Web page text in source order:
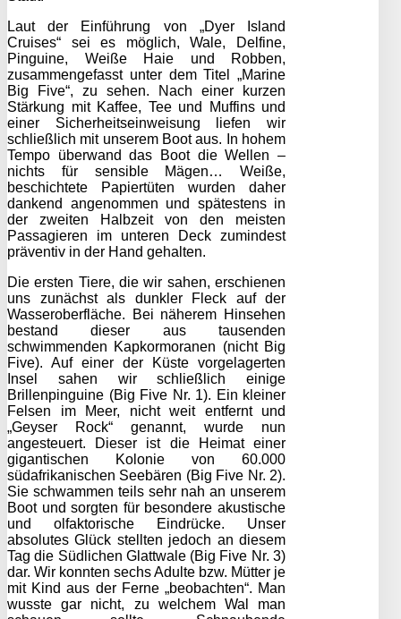
Laut der Einführung von „Dyer Island
Cruises“ sei es möglich, Wale, Delfine,
Pinguine, Weiße Haie und Robben,
zusammengefasst unter dem Titel „Marine
Big Five“, zu sehen. Nach einer kurzen
Stärkung mit Kaffee, Tee und Muffins und
einer Sicherheitseinweisung liefen wir
schließlich mit unserem Boot aus. In hohem
Tempo überwand das Boot die Wellen –
nichts für sensible Mägen… Weiße,
beschichtete Papiertüten wurden daher
dankend angenommen und spätestens in
der zweiten Halbzeit von den meisten
Passagieren im unteren Deck zumindest
präventiv in der Hand gehalten.
Die ersten Tiere, die wir sahen, erschienen
uns zunächst als dunkler Fleck auf der
Wasseroberfläche. Bei näherem Hinsehen
bestand dieser aus tausenden
schwimmenden Kapkormoranen (nicht Big
Five). Auf einer der Küste vorgelagerten
Insel sahen wir schließlich einige
Brillenpinguine (Big Five Nr. 1). Ein kleiner
Felsen im Meer, nicht weit entfernt und
„Geyser Rock“ genannt, wurde nun
angesteuert. Dieser ist die Heimat einer
gigantischen Kolonie von 60.000
südafrikanischen Seebären (Big Five Nr. 2).
Sie schwammen teils sehr nah an unserem
Boot und sorgten für besondere akustische
und olfaktorische Eindrücke. Unser
absolutes Glück stellten jedoch an diesem
Tag die Südlichen Glattwale (Big Five Nr. 3)
dar. Wir konnten sechs Adulte bzw. Mütter je
mit Kind aus der Ferne „beobachten“. Man
wusste gar nicht, zu welchem Wal man